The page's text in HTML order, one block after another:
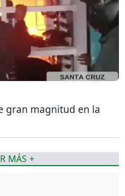
gran magnitud en la
MÁS +